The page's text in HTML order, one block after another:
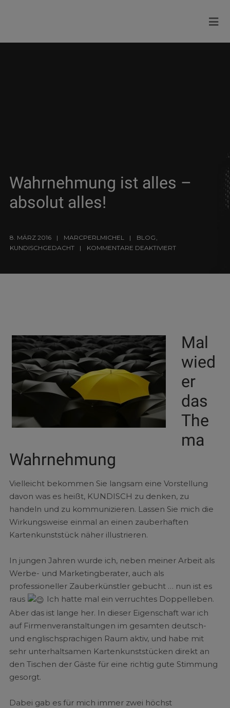
Wahrnehmung ist alles –
absolut alles!
8. MÄRZ 2016 MARCPERLMICHEL BLOG ,
KUNDISCHGEDACHT
KOMMENTARE DEAKTIVIERT
Mal
wied
er
das
The
ma
Wahrnehmung
Vielleicht bekommen Sie langsam eine Vorstellung
davon was es heißt, KUNDISCH zu denken, zu
handeln und zu kommunizieren. Lassen Sie mich die
Wirkungsweise einmal an einen zauberhaften
Kartenkunststück näher illustrieren.
In jungen Jahren wurde ich, neben meiner Arbeit als
Werbe- und Marketingberater, auch als
professioneller Zauberkünstler gebucht … nun ist es
raus
Ich hatte mal ein verruchtes Doppelleben.
Aber das ist lange her. In dieser Eigenschaft war ich
auf Firmenveranstaltungen im gesamten deutsch-
und englischsprachigen Raum aktiv, und habe mit
sehr unterhaltsamen Kartenkunststücken direkt an
den Tischen der Gäste für eine richtig gute Stimmung
gesorgt.
Dabei gab es für mich immer zwei höchst